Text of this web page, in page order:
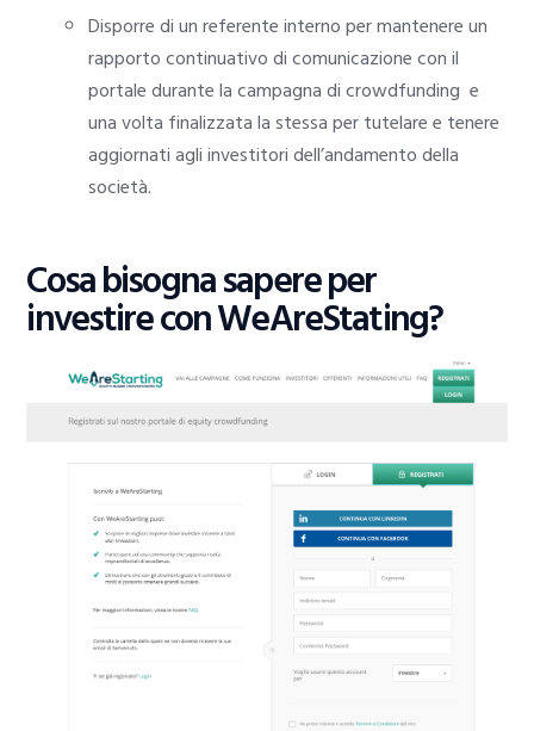
Disporre di un referente interno per mantenere un
rapporto continuativo di comunicazione con il
portale durante la campagna di crowdfunding e
una volta finalizzata la stessa per tutelare e tenere
aggiornati agli investitori dell’andamento della
società.
Cosa bisogna sapere per
investire con WeAreStating?